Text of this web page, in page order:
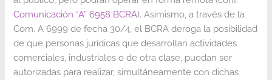
Comunicación “A” 6958 BCRA). Asimismo, a través de la
Com. A 6999 de fecha 30/4, el BCRA deroga la posibilidad
de que personas jurídicas que desarrollan actividades
comerciales, industriales o de otra clase, puedan ser
autorizadas para realizar, simultáneamente con dichas